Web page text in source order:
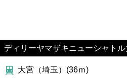
ディリーヤマザキニューシャト
大宮（埼玉）(36ｍ)